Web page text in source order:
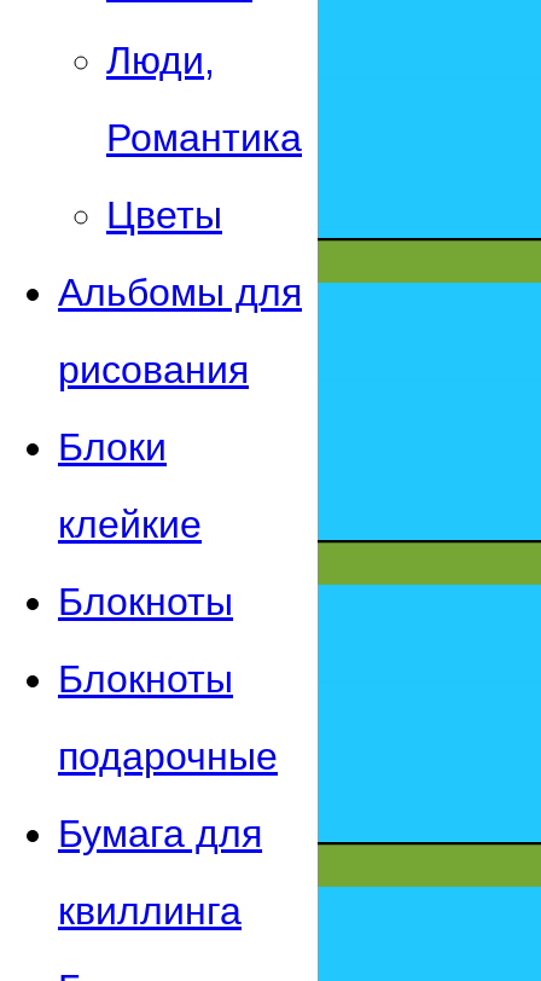
Люди,
Романтика
Цветы
Альбомы для
рисования
Блоки
клейкие
Блокноты
Блокноты
подарочные
Бумага для
квиллинга